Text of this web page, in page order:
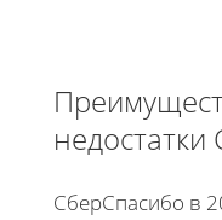
СберСпасибо в